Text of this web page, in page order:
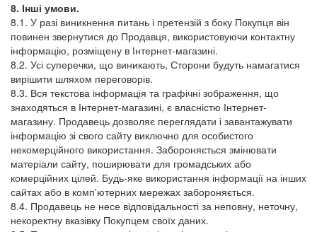
8. Інші умови.
8.1. У разі виникнення питань і претензій з боку Покупця він
повинен звернутися до Продавця, використовуючи контактну
інформацію, розміщену в Інтернет-магазині.
8.2. Усі суперечки, що виникають, Сторони будуть намагатися
вирішити шляхом переговорів.
8.3. Вся текстова інформація та графічні зображення, що
знаходяться в Інтернет-магазині, є власністю Інтернет-
магазину. Продавець дозволяє переглядати і завантажувати
інформацію зі свого сайту виключно для особистого
некомерційного використання. Забороняється змінювати
матеріали сайту, поширювати для громадських або
комерційних цілей. Будь-яке використання інформації на інших
сайтах або в комп'ютерних мережах забороняється.
8.4. Продавець не несе відповідальності за неповну, неточну,
некоректну вказівку Покупцем своїх даних.